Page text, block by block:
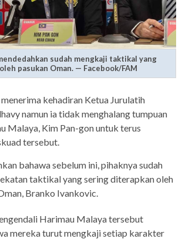
sudah mengkaji taktikal yang
pasukan Oman. — Facebook/FAM
kehadiran Ketua Jurulatih
namun ia tidak menghalang tumpuan
Malaya, Kim Pan-gon untuk terus
tersebut.
bahawa sebelum ini, pihaknya sudah
taktikal yang sering diterapkan oleh
Branko Ivankovic.
Harimau Malaya tersebut
mereka turut mengkaji setiap karakter